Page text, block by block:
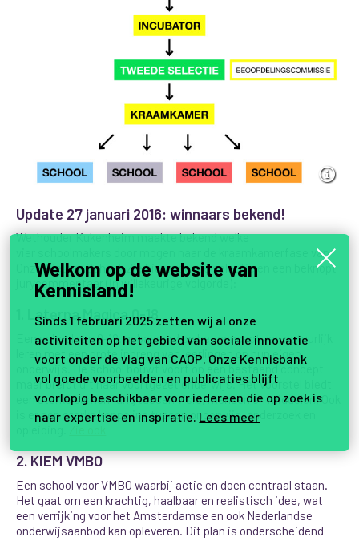
Update 27 januari 2016: winnaars bekend!
Wethouder Kukenheim maakte bekend welke
vier schoolmakers door mogen naar de kraamkamerfase van
Onze Nieuwe School. Zie hieronder de selectie en een beknopt
jurycommentaar (in willekeurige volgorde):
1. Laterna Magica 0-18
Een school van 0-18. gebaseerd op het concept van natuurlijk
leren met een grote inbreng van leerlingen op hun eigen
onderwijs. De school bouwt voort op een bestaand concept
maar breidt uit naar voortgezet onderwijs. Het voorstel biedt
een sterke samenhang tussen visie, mensen en middelen. Ook
is er een sterke koppeling tussen onderwijs, onderzoek en
2. KIEM VMBO
Een school voor VMBO waarbij actie en doen centraal staan.
Het gaat om een krachtig, haalbaar en realistisch idee, wat
een verrijking voor het Amsterdamse en ook Nederlandse
onderwijsaanbod kan opleveren. Dit plan is onderscheidend
Welkom op de website van
Kennisland!
Sinds 1 februari 2025 zetten wij al onze
activiteiten op het gebied van sociale innovatie
voort onder de vlag van CAOP . Onze Kennisbank
vol goede voorbeelden en publicaties blijft
voorlopig beschikbaar voor iedereen die op zoek is
naar expertise en inspiratie. Lees meer